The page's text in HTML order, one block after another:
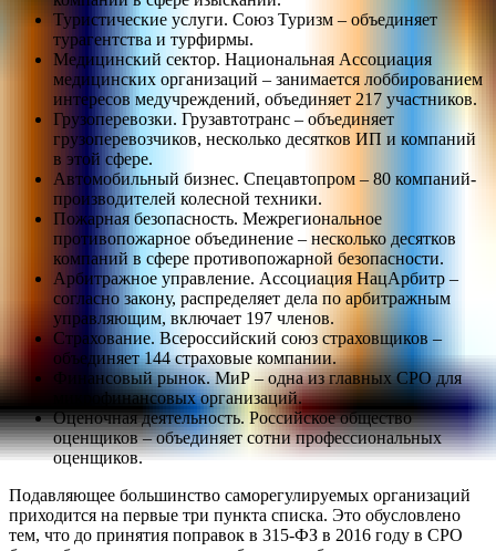
Туристические услуги. Союз Туризм – объединяет
турагентства и турфирмы.
Медицинский сектор. Национальная Ассоциация
медицинских организаций – занимается лоббированием
интересов медучреждений, объединяет 217 участников.
Грузоперевозки. Грузавтотранс – объединяет
грузоперевозчиков, несколько десятков ИП и компаний
в этой сфере.
Автомобильный бизнес. Спецавтопром – 80 компаний-
производителей колесной техники.
Пожарная безопасность. Межрегиональное
противопожарное объединение – несколько десятков
компаний в сфере противопожарной безопасности.
Арбитражное управление. Ассоциация НацАрбитр –
согласно закону, распределяет дела по арбитражным
управляющим, включает 197 членов.
Страхование. Всероссийский союз страховщиков –
объединяет 144 страховые компании.
Финансовый рынок. МиР – одна из главных СРО для
микрофинансовых организаций.
Оценочная деятельность. Российское общество
оценщиков – объединяет сотни профессиональных
оценщиков.
Подавляющее большинство саморегулируемых организаций
приходится на первые три пункта списка. Это обусловлено
тем, что до принятия поправок в 315-ФЗ в 2016 году в СРО